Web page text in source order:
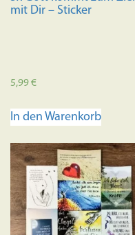
mit Dir – Sticker
5,99€
In den Warenkorb